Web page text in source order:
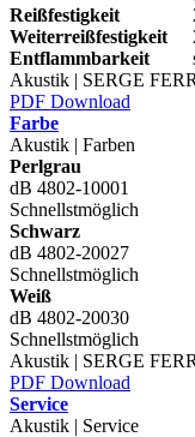
Reißfestigkeit
Weiterreißfestigkeit
Entflammbarkeit
Akustik | SERGE
PDF Download
Farbe
Akustik | Farben
Perlgrau
dB 4802-10001
Schnellstmöglich
Schwarz
dB 4802-20027
Schnellstmöglich
Weiß
dB 4802-20030
Schnellstmöglich
Akustik | SERGE
PDF Download
Service
Akustik | Service